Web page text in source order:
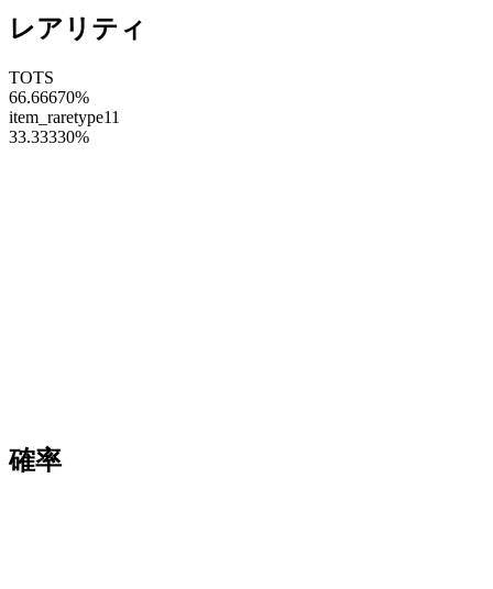
レアリティ
TOTS
66.66670%
item_raretype11
33.33330%
確率